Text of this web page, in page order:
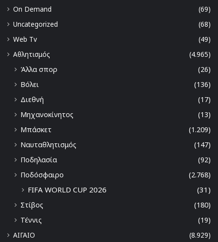
On Demand
(69)
Uncategorized
(68)
Web Tv
(49)
Αθλητισμός
(4.965)
Άλλα σπορ
(26)
Βόλει
(136)
Διεθνή
(17)
Μηχανοκίνητος
(13)
Μπάσκετ
(1.209)
Ναυταθλητισμός
(147)
Ποδηλασία
(92)
Ποδόσφαιρο
(2.768)
FIFA WORLD CUP 2026 (31)
Στίβος
(180)
Τέννις
(19)
ΑΙΓΑΙΟ
(8.929)